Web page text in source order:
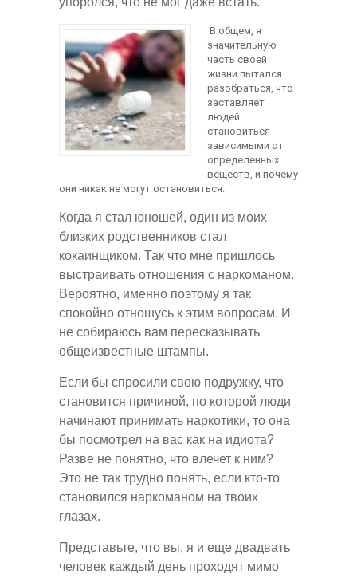
В общем, я
значительную
часть своей
жизни пытался
разобраться, что
заставляет
людей
становиться
зависимыми от
определенных
веществ, и почему
они никак не могут остановиться.
Когда я стал юношей, один из моих
близких родственников стал
кокаинщиком. Так что мне пришлось
выстраивать отношения с наркоманом.
Вероятно, именно поэтому я так
спокойно отношусь к этим вопросам. И
не собираюсь вам пересказывать
общеизвестные штампы.
Если бы спросили свою подружку, что
становится причиной, по которой люди
начинают принимать наркотики, то она
бы посмотрел на вас как на идиота?
Разве не понятно, что влечет к ним?
Это не так трудно понять, если кто-то
становился наркоманом на твоих
глазах.
Представьте, что вы, я и еще двадвать
человек каждый день проходят мимо